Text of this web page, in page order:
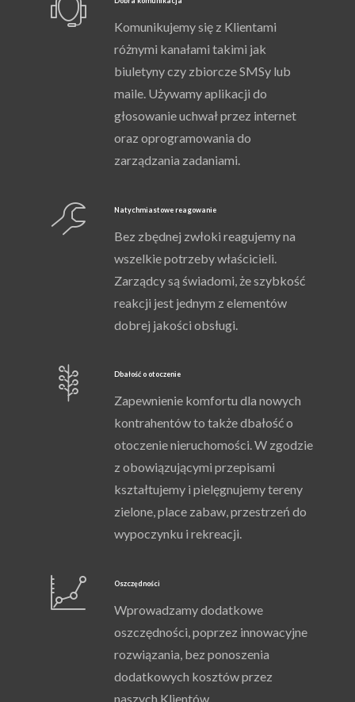
Komunikujemy się z Klientami
różnymi kanałami takimi jak
biuletyny czy zbiorcze SMSy lub
maile. Używamy aplikacji do
głosowanie uchwał przez internet
oraz oprogramowania do
zarządzania zadaniami.
Natychmiastowe reagowanie
Bez zbędnej zwłoki reagujemy na
wszelkie potrzeby właścicieli.
Zarządcy są świadomi, że szybkość
reakcji jest jednym z elementów
dobrej jakości obsługi.
Dbałość o otoczenie
Zapewnienie komfortu dla nowych
kontrahentów to także dbałość o
otoczenie nieruchomości. W zgodzie
z obowiązującymi przepisami
kształtujemy i pielęgnujemy tereny
zielone, place zabaw, przestrzeń do
wypoczynku i rekreacji.
Oszczędności
Wprowadzamy dodatkowe
oszczędności, poprzez innowacyjne
rozwiązania, bez ponoszenia
dodatkowych kosztów przez
naszych Klientów.